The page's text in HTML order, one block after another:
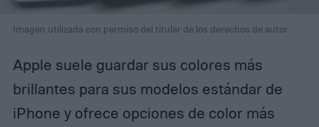
Imagen utilizada con permiso del titular de los derechos de autor
Apple suele guardar sus colores más
brillantes para sus modelos estándar de
iPhone y ofrece opciones de color más